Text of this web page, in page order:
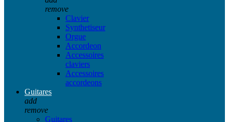
remove
Clavier
Synthetiseur
Orgue
Accordeon
Accessoires
claviers
Accessoires
accordeons
Guitares
add
remove
Guitares